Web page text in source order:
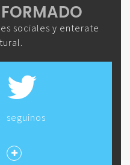
sociales y enterate
seguinos